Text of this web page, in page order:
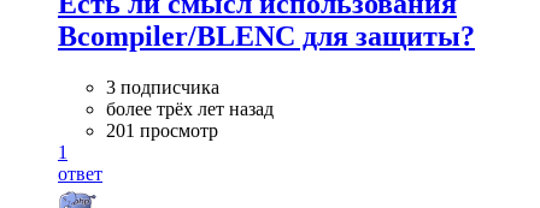
Bcompiler/BLENC для защиты?
3 подписчика
более трёх лет назад
201 просмотр
1
ответ